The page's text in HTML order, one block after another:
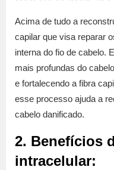
Acima de tudo a
capilar que visa reparar
interna do fio de cabelo.
mais profundas do
e fortalecendo a fibra
esse processo ajuda a
cabelo danificado.
2. Benefícios
intracelular: